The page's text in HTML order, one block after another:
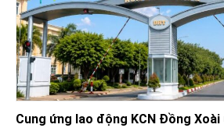
Cung ứng lao động KCN Đồng